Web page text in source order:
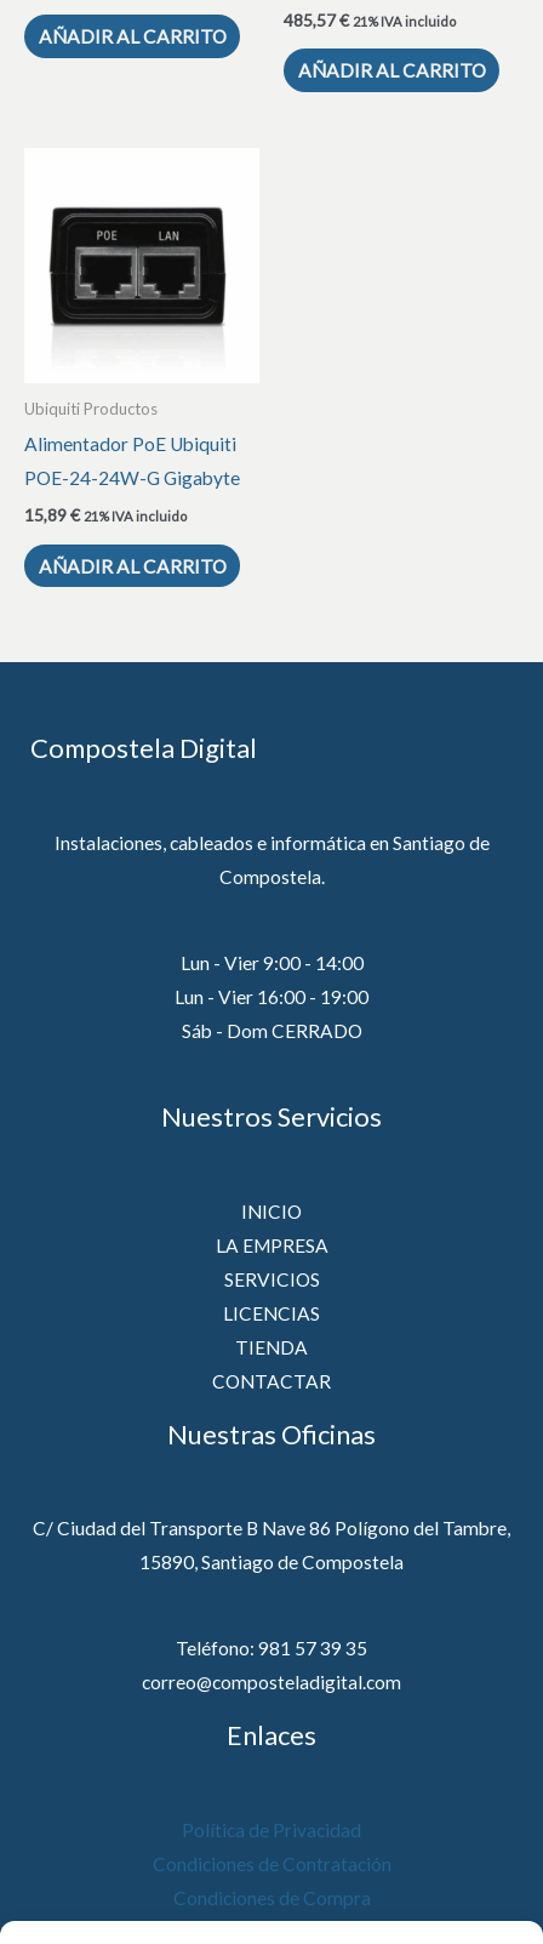
AÑADIR AL CARRITO
485,57€ 21% IVA incluido
AÑADIR AL CARRITO
Ubiquiti Productos
Alimentador PoE Ubiquiti
POE-24-24W-G Gigabyte
15,89€ 21% IVA incluido
AÑADIR AL CARRITO
Compostela Digital
Instalaciones, cableados e informática en Santiago de
Compostela.
Lun - Vier 9:00 - 14:00
Lun - Vier 16:00 - 19:00
Sáb - Dom CERRADO
Nuestros Servicios
INICIO
LA EMPRESA
SERVICIOS
LICENCIAS
TIENDA
CONTACTAR
Nuestras Oficinas
C/ Ciudad del Transporte B Nave 86 Polígono del Tambre,
15890, Santiago de Compostela
Teléfono: 981 57 39 35
correo@composteladigital.com
Enlaces
Política de Privacidad
Condiciones de Contratación
Condiciones de Compra